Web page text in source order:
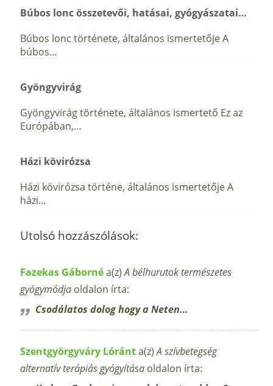
Búbos lonc összetevői, hatásai, gyógyászatai…
Búbos lonc története, általános ismertetője A
búbos…
Gyöngyvirág
Gyöngyvirág története, általános ismertető Ez az
Európában,…
Házi kövirózsa
Házi kövirózsa történe, általános ismertetője A
házi…
Utolsó hozzászólások:
Fazekas Gábornéa(z)A bélhurutok természetes
gyógymódja oldalon írta:
Csodálatos dolog hogy a Neten…
Szentgyörgyváry Lóránta(z)A szívbetegség
alternatív terápiás gyógyítása oldalon írta: